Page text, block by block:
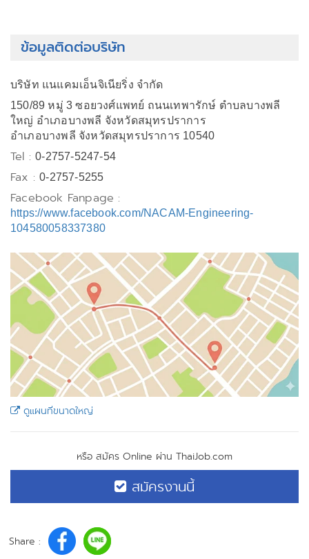
ข้อมูลติดต่อบริษัท
บริษัท แนแคมเอ็นจิเนียริ่ง จำกัด
150/89 หมู่ 3 ซอยวงศ์แพทย์ ถนนเทพารักษ์ ตำบลบางพลี
ใหญ่ อำเภอบางพลี จังหวัดสมุทรปราการ
อำเภอบางพลี จังหวัดสมุทรปราการ 10540
Tel :0-2757-5247-54
Fax :0-2757-5255
Facebook Fanpage :
https://www.facebook.com/NACAM-Engineering-
104580058337380
ดูแผนที่ขนาดใหญ่
หรือ สมัคร Online ผ่าน ThaiJob.com
สมัครงานนี้
Share :